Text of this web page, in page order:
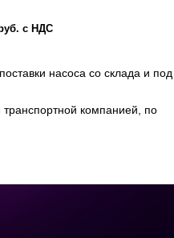
с НДС
насоса со склада и под
компанией, по